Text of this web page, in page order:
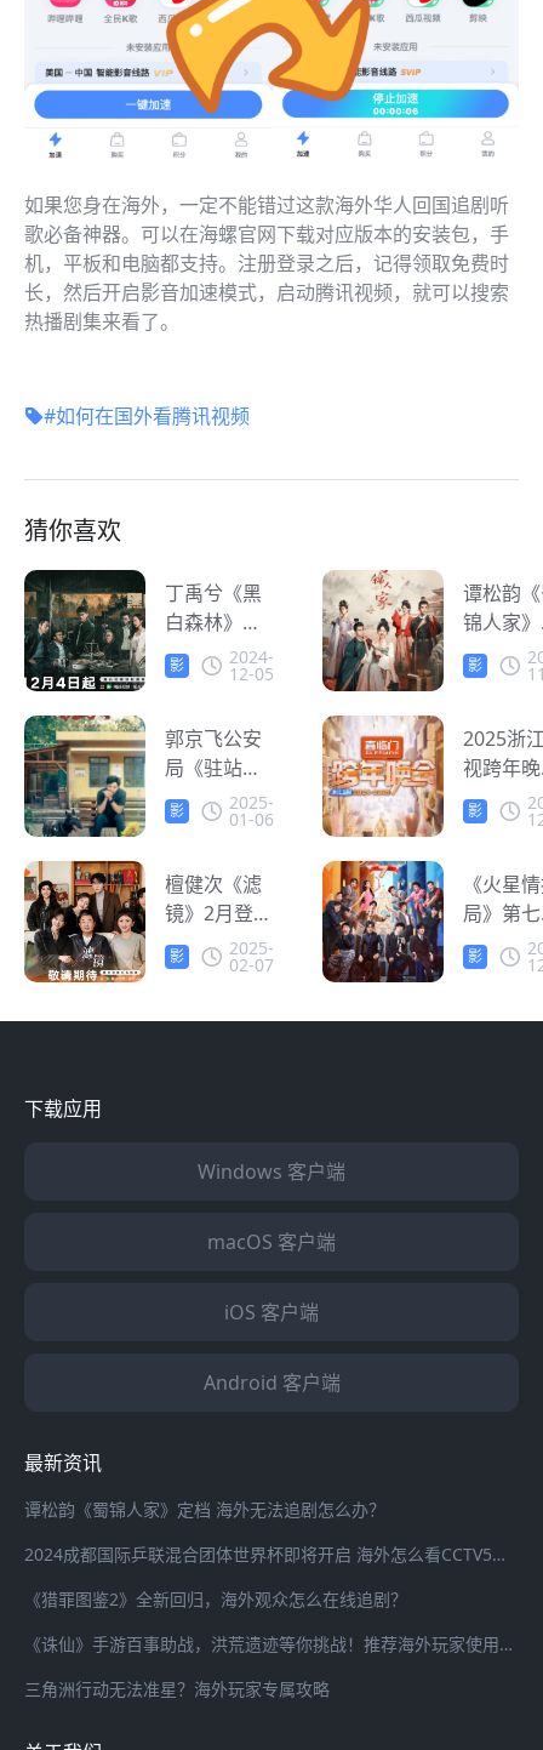
如果您身在海外，一定不能错过这款海外华人回国追剧听
歌必备神器。可以在海螺官网下载对应版本的安装包，手
机，平板和电脑都支持。注册登录之后，记得领取免费时
长，然后开启影音加速模式，启动腾讯视频，就可以搜索
热播剧集来看了。
#如何在国外看腾讯视频
猜你喜欢
丁禹兮《黑
白森林》腾
讯视频热
播，人在海
怎么办？
影
2024-
12-05
郭京飞公安
局《驻站》
定档1月6日
央视腾讯视
华人怎么在
线追剧？
影
2025-
01-06
檀健次《滤
镜》2月登录
腾讯视频 海
外华人怎么
频？
影
2025-
02-07
谭松韵
锦人家
档 海外
追剧怎么
影
2025浙
视跨年
官宣 海
人怎么
影
《火星
局》第
12月26
播 海外
地区限
影
下载应用
Windows 客户端
macOS 客户端
iOS 客户端
Android 客户端
最新资讯
谭松韵《蜀锦人家》定档 海外无法追剧怎么办？
2024成都国际乒联混合团体世界杯即将开启 海外怎么看CCTV5全程直播？
《猎罪图鉴2》全新回归，海外观众怎么在线追剧？
《诛仙》手游百事助战，洪荒遗迹等你挑战！推荐海外玩家使用海螺加速器畅连国服游戏
三角洲行动无法准星？海外玩家专属攻略